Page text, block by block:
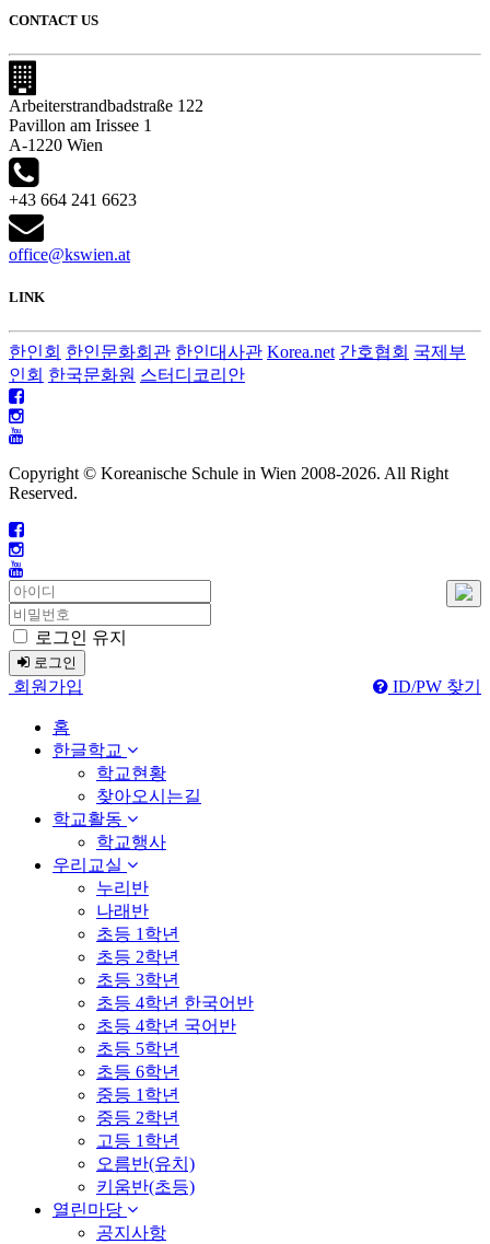
CONTACT US
Arbeiterstrandbadstraße 122
Pavillon am Irissee 1
A-1220 Wien
+43 664 241 6623
office@kswien.at
LINK
한인회 한인문화회관 한인대사관 Korea.net 간호협회 국제부
인회 한국문화원 스터디코리안
Copyright © Koreanische Schule in Wien 2008-2026. All Right
Reserved.
로그인 유지
로그인
회원가입 ID/PW 찾기
홈
한글학교
학교현황
찾아오시는길
학교활동
학교행사
우리교실
누리반
나래반
초등 1학년
초등 2학년
초등 3학년
초등 4학년 한국어반
초등 4학년 국어반
초등 5학년
초등 6학년
중등 1학년
중등 2학년
고등 1학년
오름반(유치)
키움반(초등)
열린마당
공지사항